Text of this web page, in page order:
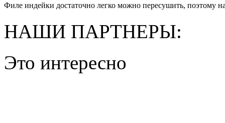
Филе индейки достаточно легко можно пересушить, поэтому
НАШИ ПАРТНЕРЫ:
Это интересно